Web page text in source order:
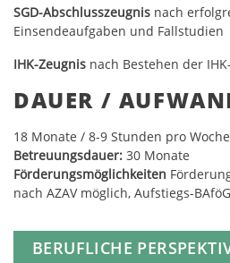
SGD-Abschlusszeugnis nach
Einsendeaufgaben und Fallstudien
IHK-Zeugnis nach Bestehen der
DAUER /
18 Monate / 8-9 Stunden pro Woche
Betreuungsdauer: 30 Monate
Förderungsmöglichkeiten
nach AZAV möglich, Aufstiegs-BAföG
BERUFLICHE